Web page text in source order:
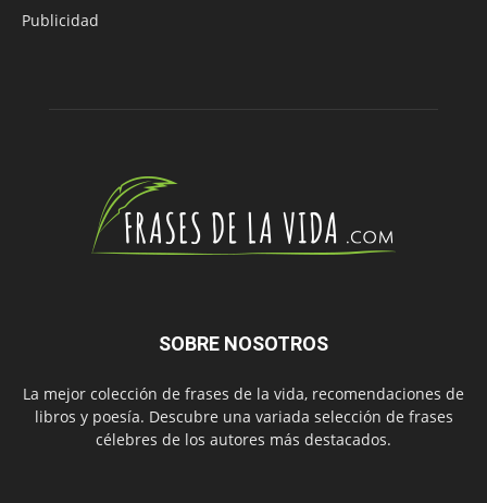
Publicidad
SOBRE NOSOTROS
La mejor colección de frases de la vida, recomendaciones de
libros y poesía. Descubre una variada selección de frases
célebres de los autores más destacados.